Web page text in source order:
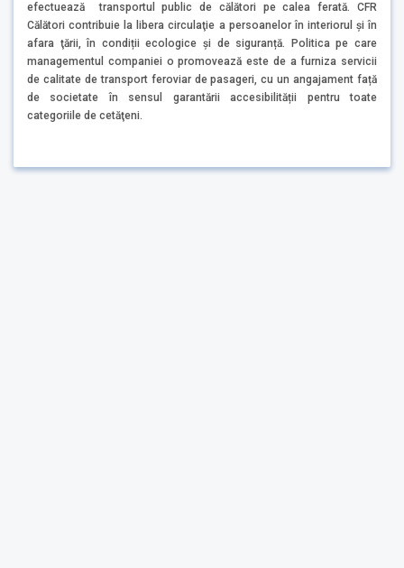
efectuează transportul public de călători pe calea ferată. CFR
Călători contribuie la libera circulaţie a persoanelor în interiorul şi în
afara ţării, în condiții ecologice și de siguranță. Politica pe care
managementul companiei o promovează este de a furniza servicii
de calitate de transport feroviar de pasageri, cu un angajament față
de societate în sensul garantării accesibilității pentru toate
categoriile de cetăţeni.